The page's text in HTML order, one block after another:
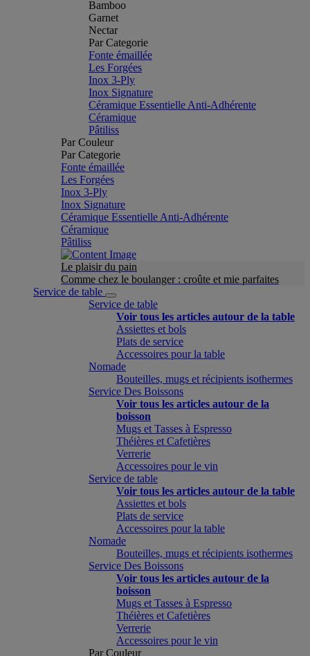
Bamboo
Garnet
Nectar
Par Categorie
Fonte émaillée
Les Forgées
Inox 3-Ply
Inox Signature
Céramique Essentielle Anti-Adhérente
Céramique
Pâtiliss
Par Couleur
Par Categorie
Fonte émaillée
Les Forgées
Inox 3-Ply
Inox Signature
Céramique Essentielle Anti-Adhérente
Céramique
Pâtiliss
Le plaisir du pain
Comme chez le boulanger : croûte et mie parfaites
Service de table
Service de table
Voir tous les articles autour de la table
Assiettes et bols
Plats de service
Accessoires pour la table
Nomade
Bouteilles, mugs et récipients isothermes
Service Des Boissons
Voir tous les articles autour de la
boisson
Mugs et Tasses à Espresso
Théières et Cafetières
Verrerie
Accessoires pour le vin
Service de table
Voir tous les articles autour de la table
Assiettes et bols
Plats de service
Accessoires pour la table
Nomade
Bouteilles, mugs et récipients isothermes
Service Des Boissons
Voir tous les articles autour de la
boisson
Mugs et Tasses à Espresso
Théières et Cafetières
Verrerie
Accessoires pour le vin
Par Couleur